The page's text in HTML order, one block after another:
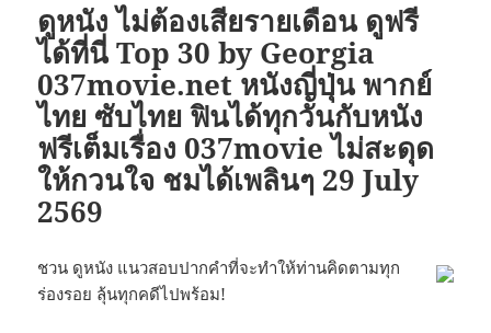
ดูหนัง ไม่ต้องเสียรายเดือน ดูฟรี
ได้ที่นี่ Top 30 by Georgia
037movie.net หนังญี่ปุ่น พากย์
ไทย ซับไทย ฟินได้ทุกวันกับหนัง
ฟรีเต็มเรื่อง 037movie ไม่สะดุด
ให้กวนใจ ชมได้เพลินๆ 29 July
2569
ชวน ดูหนัง แนวสอบปากคำที่จะทำให้ท่านคิดตามทุก
ร่องรอย ลุ้นทุกคดีไปพร้อม!